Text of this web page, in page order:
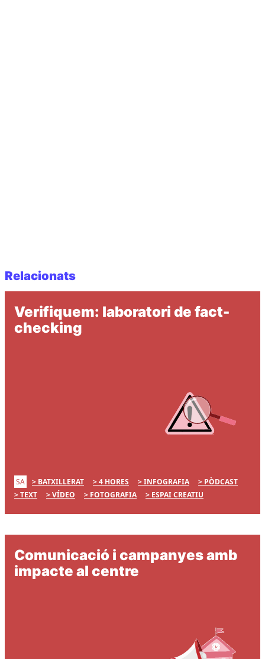
Relacionats
Verifiquem: laboratori de fact-
checking
SA BATXILLERAT 4 HORES INFOGRAFIA
PÒDCAST
TEXT
VÍDEO FOTOGRAFIA ESPAI CREATIU
Comunicació i campanyes amb
impacte al centre